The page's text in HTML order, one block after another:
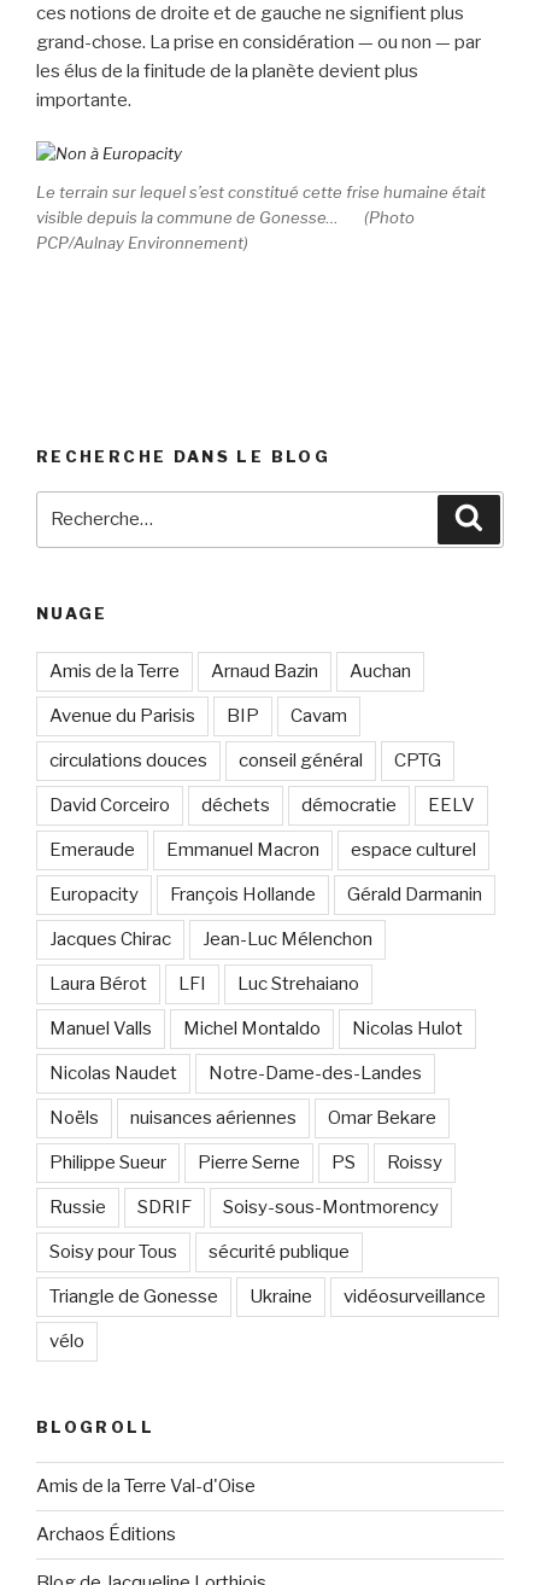
ces notions de droite et de gauche ne signifient plus
grand-chose. La prise en considération — ou non — par
les élus de la finitude de la planète devient plus
importante.
Le terrain sur lequel s’est constitué cette frise humaine était
visible depuis la commune de Gonesse… (Photo
PCP/Aulnay Environnement)
RECHERCHE DANS LE BLOG
NUAGE
Amis de la Terre Arnaud Bazin Auchan
Avenue du Parisis BIP Cavam
circulations douces conseil général CPTG
David Corceiro déchets démocratie EELV
Emeraude Emmanuel Macron espace culturel
Europacity François Hollande Gérald Darmanin
Jacques Chirac Jean-Luc Mélenchon
Laura Bérot LFI Luc Strehaiano
Manuel Valls Michel Montaldo Nicolas Hulot
Nicolas Naudet Notre-Dame-des-Landes
Noëls nuisances aériennes Omar Bekare
Philippe Sueur Pierre Serne PS Roissy
Russie SDRIF Soisy-sous-Montmorency
Soisy pour Tous sécurité publique
Triangle de Gonesse Ukraine vidéosurveillance
vélo
BLOGROLL
Amis de la Terre Val-d'Oise
Archaos Éditions